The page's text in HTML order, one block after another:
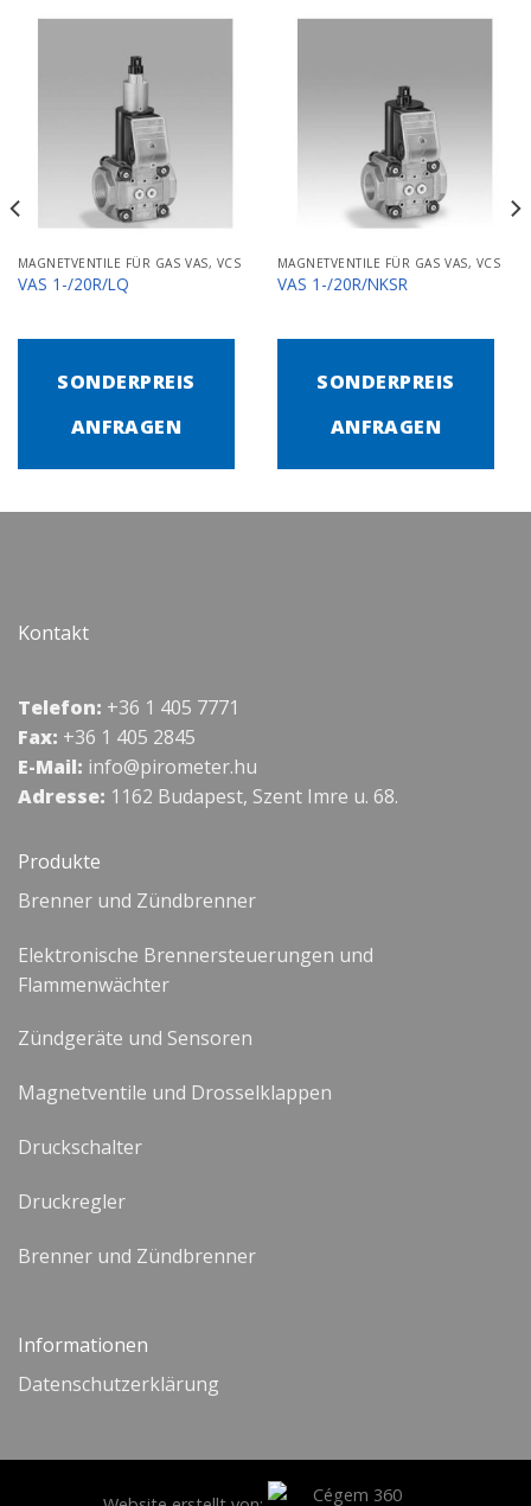
MAGNETVENTILE FÜR GAS VAS, VCS
VAS 1-/20R/LQ
SONDERPREIS
ANFRAGEN
MAGNETVENTILE FÜR GAS VAS, VCS
VAS 1-/20R/NKSR
SONDERPREIS
ANFRAGEN
Kontakt
Telefon: +36 1 405 7771
Fax: +36 1 405 2845
E-Mail: info@pirometer.hu
Adresse: 1162 Budapest, Szent Imre u. 68.
Produkte
Brenner und Zündbrenner
Elektronische Brennersteuerungen und
Flammenwächter
Zündgeräte und Sensoren
Magnetventile und Drosselklappen
Druckschalter
Druckregler
Brenner und Zündbrenner
Informationen
Datenschutzerklärung